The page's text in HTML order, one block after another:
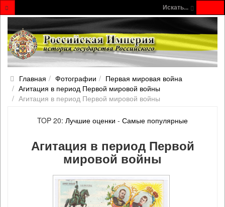
Искать...
Главная Фотографии
Первая мировая война
Агитация в период Первой мировой войны
Агитация в период Первой мировой войны
TOP 20: Лучшие оценки - Самые популярные
Агитация в период Первой
мировой войны